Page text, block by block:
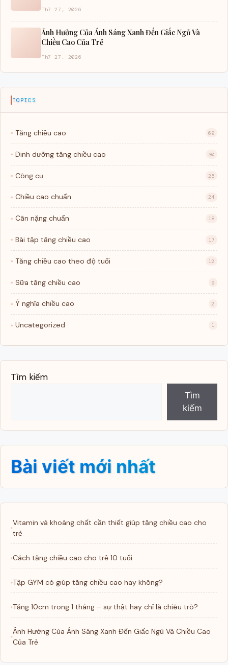
Th7 27, 2026
Ảnh Hưởng Của Ánh Sáng Xanh Đến Giấc Ngủ Và
Chiều Cao Của Trẻ
Th7 27, 2026
TOPICS
Tăng chiều cao 69
Dinh dưỡng tăng chiều cao 30
Công cụ 25
Chiều cao chuẩn 24
Cân nặng chuẩn 18
Bài tập tăng chiều cao 17
Tăng chiều cao theo độ tuổi 12
Sữa tăng chiều cao 9
Ý nghĩa chiều cao 2
Uncategorized 1
Tìm kiếm
Tìm
kiếm
Bài viết mới nhất
Vitamin và khoáng chất cần thiết giúp tăng chiều cao cho
trẻ
Cách tăng chiều cao cho trẻ 10 tuổi
Tập GYM có giúp tăng chiều cao hay không?
Tăng 10cm trong 1 tháng – sự thật hay chỉ là chiêu trò?
Ảnh Hưởng Của Ánh Sáng Xanh Đến Giấc Ngủ Và Chiều Cao
Của Trẻ